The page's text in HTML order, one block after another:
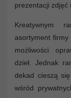
prezentacji zdjęć
Kreatywnym
asortyment firmy
możliwości
dzieł. Jednak
dekad cieszą
wśród